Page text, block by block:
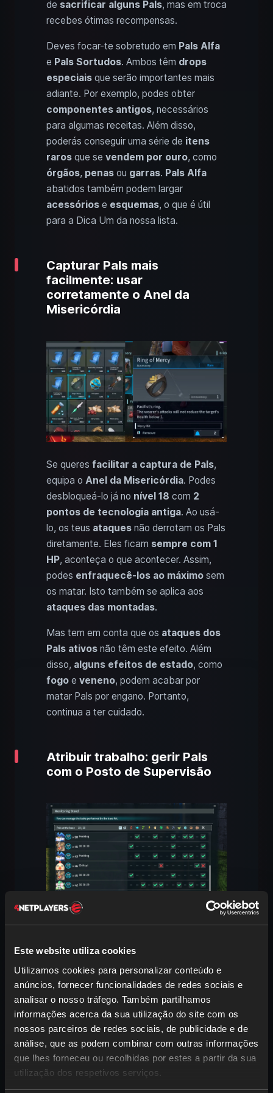
Este website utiliza cookies
Utilizamos cookies para personalizar conteúdo e
anúncios, fornecer funcionalidades de redes sociais e
analisar o nosso tráfego. Também partilhamos
informações acerca da sua utilização do site com os
nossos parceiros de redes sociais, de publicidade e de
análise, que as podem combinar com outras informações
que lhes forneceu ou recolhidas por estes a partir da sua
utilização dos respetivos serviços.
de sacrificar alguns Pals, mas em troca
recebes ótimas recompensas.
Deves focar-te sobretudo em Pals Alfa
e Pals Sortudos. Ambos têm drops
especiais que serão importantes mais
adiante. Por exemplo, podes obter
componentes antigos, necessários
para algumas receitas. Além disso,
poderás conseguir uma série de itens
raros que se vendem por ouro, como
órgãos, penas ou garras. Pals Alfa
abatidos também podem largar
acessórios e esquemas, o que é útil
para a Dica Um da nossa lista.
Capturar Pals mais
facilmente: usar
corretamente o Anel da
Misericórdia
Se queres facilitar a captura de Pals,
equipa o Anel da Misericórdia. Podes
desbloqueá-lo já no nível 18 com 2
pontos de tecnologia antiga. Ao usá-
lo, os teus ataques não derrotam os Pals
diretamente. Eles ficam sempre com 1
HP, aconteça o que acontecer. Assim,
podes enfraquecê-los ao máximo sem
os matar. Isto também se aplica aos
ataques das montadas.
Mas tem em conta que os ataques dos
Pals ativos não têm este efeito. Além
disso, alguns efeitos de estado, como
fogo e veneno, podem acabar por
matar Pals por engano. Portanto,
continua a ter cuidado.
Atribuir trabalho: gerir Pals
com o Posto de Supervisão
Com onível 14edois pontos de
atribuir Palsna tua basede forma
mais eficaz a diferentes tarefas. É a
melhor forma de os supervisionares e
garantires que trabalham o melhor
possível. Também podes definir que
trabalhem com maior ou menor
intensidadeou atéatribuí-los a